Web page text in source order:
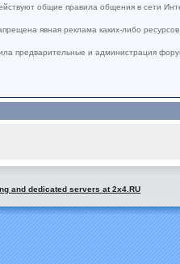
общие правила общения в сети
явная реклама каких-либо ресурсов.
предварительные и администрация
and dedicated servers at 2x4.RU